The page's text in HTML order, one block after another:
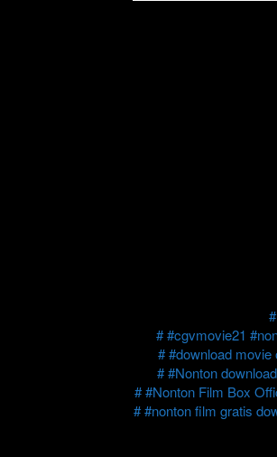
#cgvmovie21
#download movie
#Nonton
#Nonton Film Box
#nonton film gratis